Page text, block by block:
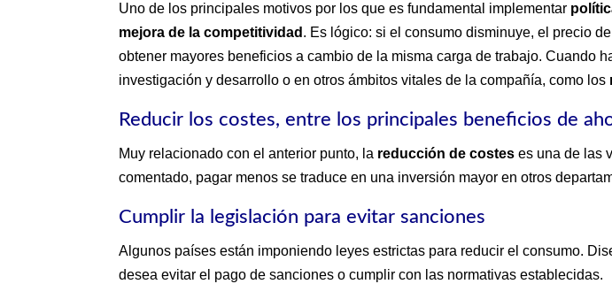
Uno de los principales motivos por los que es fundamental implementar
mejora de la competitividad . Es lógico: si el consumo disminuye, el precio
obtener mayores beneficios a cambio de la misma carga de trabajo. Cuando
investigación y desarrollo o en otros ámbitos vitales de la compañía, como los
Reducir los costes, entre los principales beneficios de
Muy relacionado con el anterior punto, la reducción de costes es una de las
comentado, pagar menos se traduce en una inversión mayor en otros
Cumplir la legislación para evitar sanciones
Algunos países están imponiendo leyes estrictas para reducir el consumo.
desea evitar el pago de sanciones o cumplir con las normativas establecidas.